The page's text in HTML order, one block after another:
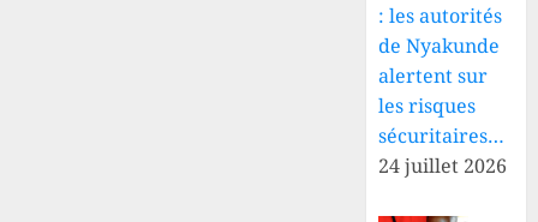
: les autorités
de Nyakunde
alertent sur
les risques
sécuritaires…
24 juillet 2026